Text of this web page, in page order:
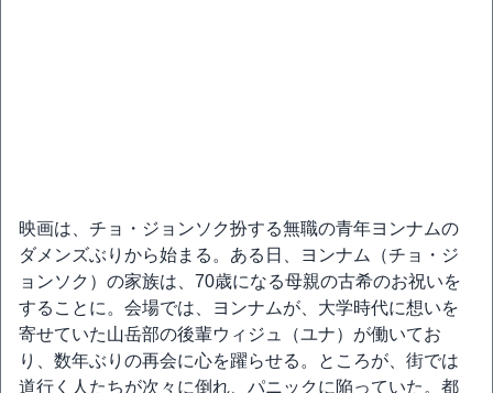
映画は、チョ・ジョンソク扮する無職の青年ヨンナムの
ダメンズぶりから始まる。ある日、ヨンナム（チョ・ジ
ョンソク）の家族は、70歳になる母親の古希のお祝いを
することに。会場では、ヨンナムが、大学時代に想いを
寄せていた山岳部の後輩ウィジュ（ユナ）が働いてお
り、数年ぶりの再会に心を躍らせる。ところが、街では
道行く人たちが次々に倒れ、パニックに陥っていた。都